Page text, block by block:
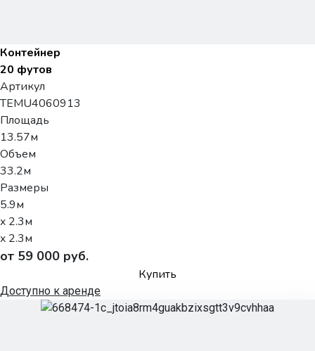
Контейнер
20 футов
Артикул
TEMU4060913
Площадь
13.57м
Объем
33.2м
Размеры
5.9м
x 2.3м
x 2.3м
от 59 000 руб.
Купить
Доступно к аренде